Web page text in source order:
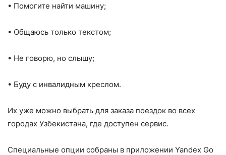
• Помогите найти машину;
• Общаюсь только текстом;
• Не говорю, но слышу;
• Буду с инвалидным креслом.
Их уже можно выбрать для заказа поездок во всех
городах Узбекистана, где доступен сервис.
Специальные опции собраны в приложении Yandex Go